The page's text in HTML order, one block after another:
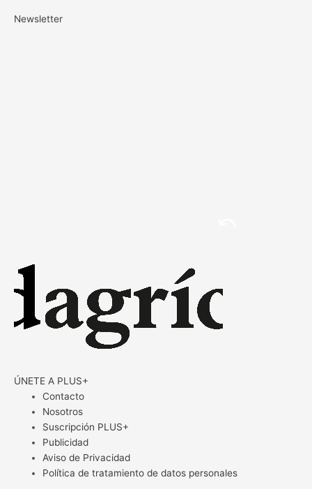
Newsletter
ÚNETE A PLUS+
Contacto
Nosotros
Suscripción PLUS+
Publicidad
Aviso de Privacidad
Política de tratamiento de datos personales